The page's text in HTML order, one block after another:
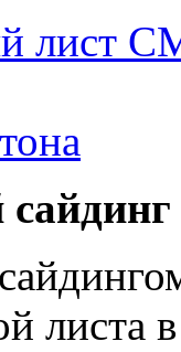
лист
листа